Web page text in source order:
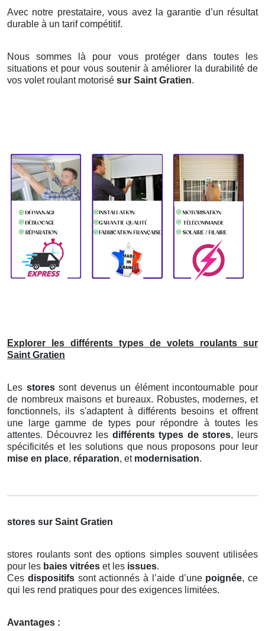
Avec notre prestataire, vous avez la garantie d’un résultat
durable à un tarif compétitif.
Nous sommes là pour vous protéger dans toutes les
situations et pour vous soutenir à améliorer la durabilité de
vos volet roulant motorisé sur Saint Gratien.
Explorer les différents types de volets roulants sur
Saint Gratien
Les storessont devenus un élément incontournable pour
de nombreux maisons et bureaux. Robustes, modernes, et
fonctionnels, ils s'adaptent à différents besoins et offrent
une large gamme de types pour répondre à toutes les
attentes. Découvrez les différents types de stores, leurs
spécificités et les solutions que nous proposons pour leur
mise en place, réparation, et modernisation.
stores sur Saint Gratien
stores roulants sont des options simples souvent utilisées
pour les baies vitrées et les issues.
Ces dispositifssont actionnés à l’aide d’une poignée, ce
qui les rend pratiques pour des exigences limitées.
Avantages :